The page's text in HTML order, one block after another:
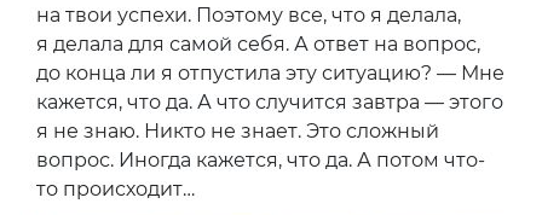
на твои успехи. Поэтому все, что я делала,
я делала для самой себя. А ответ на вопрос,
до конца ли я отпустила эту ситуацию? — Мне
кажется, что да. А что случится завтра — этого
я не знаю. Никто не знает. Это сложный
вопрос. Иногда кажется, что да. А потом что-
то происходит…